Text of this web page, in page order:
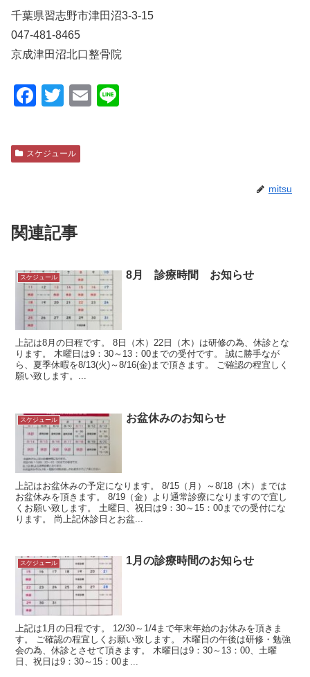
千葉県習志野市津田沼3-3-15
047-481-8465
京成津田沼北口整骨院
F
c
e
o
T
tt
er
E
スケジュール
mitsu
関連記事
スケジュール 8月 診療時間 お知らせ
上記は8月の日程です。 8日（木）22日（木）は研修の為、休診とな
ります。 木曜日は9：30～13：00までの受付です。 誠に勝手なが
ら、夏季休暇を8/13(火)～8/16(金)まで頂きます。 ご確認の程宜しく
願い致します。...
スケジュール お盆休みのお知らせ
上記はお盆休みの予定になります。 8/15（月）～8/18（木）までは
お盆休みを頂きます。 8/19（金）より通常診療になりますので宜し
くお願い致します。 土曜日、祝日は9：30～15：00までの受付にな
ります。 尚上記休診日とお盆...
スケジュール 1月の診療時間のお知らせ
上記は1月の日程です。 12/30～1/4まで年末年始のお休みを頂きま
す。 ご確認の程宜しくお願い致します。 木曜日の午後は研修・勉強
会の為、休診とさせて頂きます。 木曜日は9：30～13：00、土曜
日、祝日は9：30～15：00ま...